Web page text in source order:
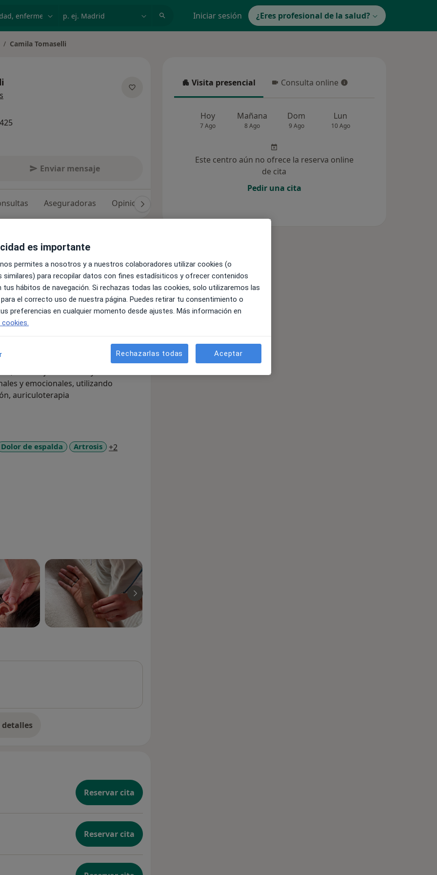
Iniciar sesión ¿Eres profesional de la salud?
de ciudad
Camila Tomaselli
Enviar mensaje
Aseguradoras Opiniones (27)
con la medicina tradicional
de tu salud.
a la persona en su totalidad,
allá del síntoma para tratar la raíz
orientado al diagnóstico y al
tu equilibrio interno, mejorar
duradera
el manejo del estrés y el
y emocionales, utilizando
auriculoterapia
Dolor de espalda Artrosis +2
la experiencia
Reservar cita
Reservar cita
Visita presencial
Visita presencial Consulta online
Consulta online
Hoy
7 Ago
Mañana
8 Ago
Dom
9 Ago
Lun
10 Ago
Este centro aún no ofrece la reserva online
de cita
Pedir una cita
es importante
permites a nosotros y a nuestros colaboradores utilizar cookies (o
similares) para recopilar datos con fines estadísiticos y ofrecer contenidos
tus hábitos de navegación. Si rechazas todas las cookies, solo utilizaremos las
el correcto uso de nuestra página. Puedes retirar tu consentimiento o
preferencias en cualquier momento desde ajustes. Más información en
Rechazarlas todas Aceptar